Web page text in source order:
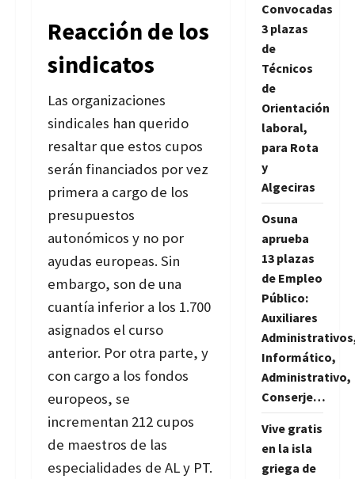
Reacción de los
sindicatos
Las organizaciones
sindicales han querido
resaltar que estos cupos
serán financiados por vez
primera a cargo de los
presupuestos
autonómicos y no por
ayudas europeas. Sin
embargo, son de una
cuantía inferior a los 1.700
asignados el curso
anterior. Por otra parte, y
con cargo a los fondos
europeos, se
incrementan 212 cupos
de maestros de las
especialidades de AL y PT.
Convocadas
3 plazas
de
Técnicos
de
Orientación
laboral,
para Rota
y
Algeciras
Osuna
aprueba
13 plazas
de Empleo
Público:
Auxiliares
Informático,
Administrativo,
Conserje…
Vive gratis
en la isla
griega de